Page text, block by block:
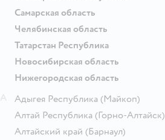
Самарская область
Челябинская область
Татарстан Республика
Новосибирская область
Нижегородская область
Адыгея Республика (Майкоп)
Алтай Республика (Горно-Алтайск)
Алтайский край (Барнаул)